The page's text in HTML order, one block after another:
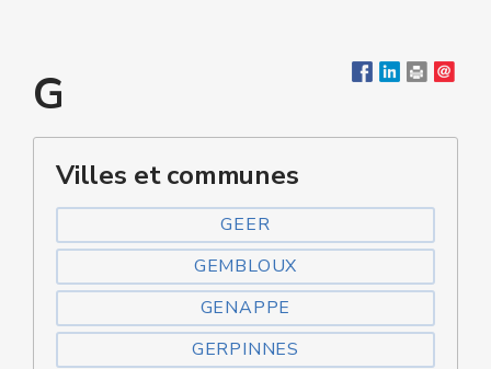
G
Villes et communes
GEER
GEMBLOUX
GENAPPE
GERPINNES